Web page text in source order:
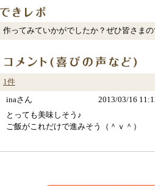
作ってみていかがでしたか？ぜひ皆さまの
1件
inaさん
2013/03/16
とっても美味しそう♪
ご飯がこれだけで進みそう（＾ｖ＾）